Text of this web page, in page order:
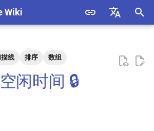
Wiki
线 排序 数组
闲时间 🔒